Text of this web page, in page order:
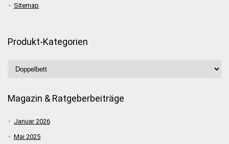
Sitemap
Produkt-Kategorien
Magazin & Ratgeberbeiträge
Januar 2026
Mai 2025